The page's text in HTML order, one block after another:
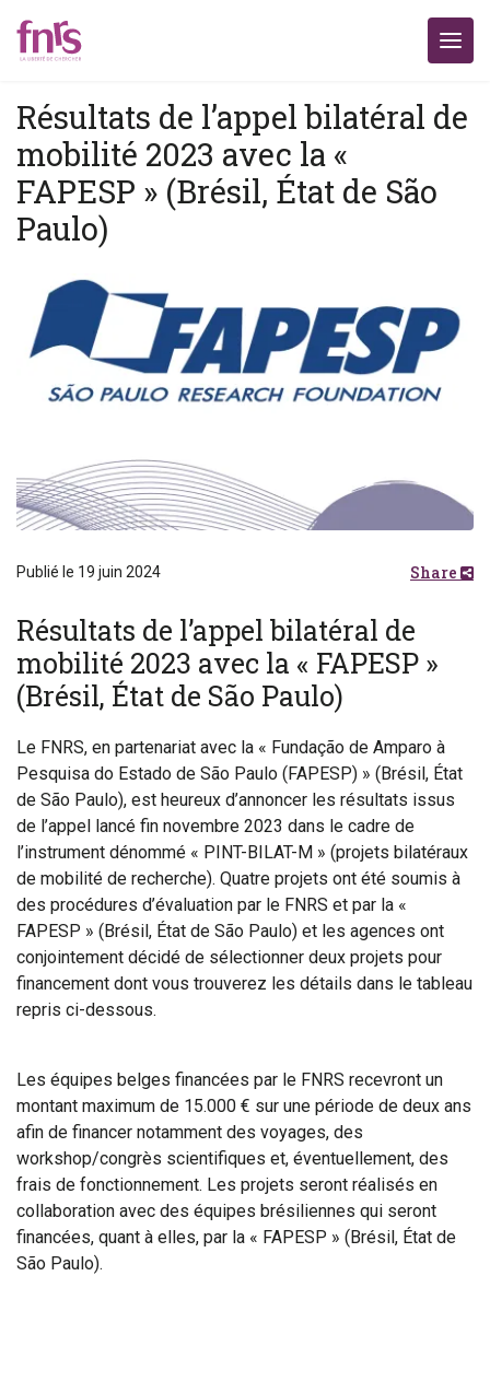
Résultats de l’appel bilatéral de
mobilité 2023 avec la «
FAPESP » (Brésil, État de São
Paulo)
Publié le 19 juin 2024 Share
Résultats de l’appel bilatéral de
mobilité 2023 avec la « FAPESP »
(Brésil, État de São Paulo)
Le FNRS, en partenariat avec la « Fundação de Amparo à
Pesquisa do Estado de São Paulo (FAPESP) » (Brésil, État
de São Paulo), est heureux d’annoncer les résultats issus
de l’appel lancé fin novembre 2023 dans le cadre de
l’instrument dénommé « PINT-BILAT-M » (projets bilatéraux
de mobilité de recherche). Quatre projets ont été soumis à
des procédures d’évaluation par le FNRS et par la «
FAPESP » (Brésil, État de São Paulo) et les agences ont
conjointement décidé de sélectionner deux projets pour
financement dont vous trouverez les détails dans le tableau
repris ci-dessous.
Les équipes belges financées par le FNRS recevront un
montant maximum de 15.000 € sur une période de deux ans
afin de financer notamment des voyages, des
workshop/congrès scientifiques et, éventuellement, des
frais de fonctionnement. Les projets seront réalisés en
collaboration avec des équipes brésiliennes qui seront
financées, quant à elles, par la « FAPESP » (Brésil, État de
São Paulo).